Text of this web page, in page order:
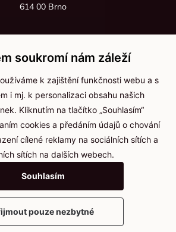
614 00 Brno
+420 736 535 066
Po - pá: 8:00 - 16:00
info@jma-kam.cz
Důležité informace
osobních údajů
Cookies
© Kameníčci s.r.o.
soukromí nám záleží
k zajištění funkčnosti webu a s
i mj. k personalizaci obsahu našich
Kliknutím na tlačítko „Souhlasím“
cookies a předáním údajů o chování
cílené reklamy na sociálních sítích a
sítích na dalších webech.
Souhlasím
pouze nezbytné